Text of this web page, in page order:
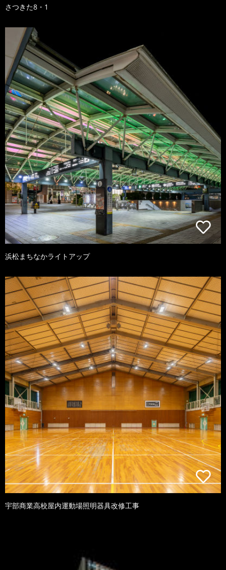
さつきた8・1
浜松まちなかライトアップ
宇部商業高校屋内運動場照明器具改修工事